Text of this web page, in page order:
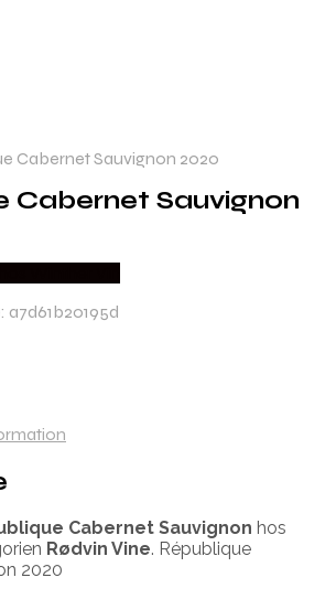
Cabernet Sauvignon 2020
Cabernet Sauvignon
a7d61b20195d
Cabernet Sauvignon hos
Rødvin Vine. République
2020